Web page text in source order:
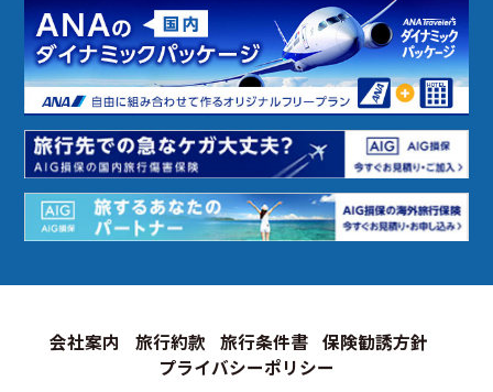
会社案内 旅行約款 旅行条件書 保険勧誘方針
プライバシーポリシー